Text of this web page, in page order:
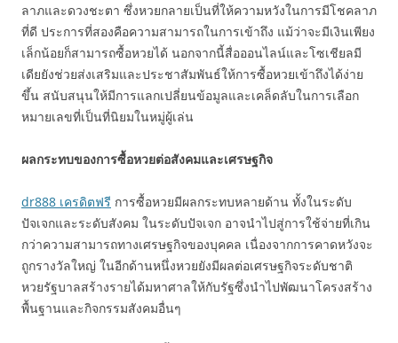
ลาภและดวงชะตา ซึ่งหวยกลายเป็นที่ให้ความหวังในการมีโชคลาภ
ที่ดี ประการที่สองคือความสามารถในการเข้าถึง แม้ว่าจะมีเงินเพียง
เล็กน้อยก็สามารถซื้อหวยได้ นอกจากนี้สื่อออนไลน์และโซเชียลมี
เดียยังช่วยส่งเสริมและประชาสัมพันธ์ให้การซื้อหวยเข้าถึงได้ง่าย
ขึ้น สนับสนุนให้มีการแลกเปลี่ยนข้อมูลและเคล็ดลับในการเลือก
หมายเลขที่เป็นที่นิยมในหมู่ผู้เล่น
ผลกระทบของการซื้อหวยต่อสังคมและเศรษฐกิจ
dr888 เครดิตฟรี การซื้อหวยมีผลกระทบหลายด้าน ทั้งในระดับ
ปัจเจกและระดับสังคม ในระดับปัจเจก อาจนำไปสู่การใช้จ่ายที่เกิน
กว่าความสามารถทางเศรษฐกิจของบุคคล เนื่องจากการคาดหวังจะ
ถูกรางวัลใหญ่ ในอีกด้านหนึ่งหวยยังมีผลต่อเศรษฐกิจระดับชาติ
หวยรัฐบาลสร้างรายได้มหาศาลให้กับรัฐซึ่งนำไปพัฒนาโครงสร้าง
พื้นฐานและกิจกรรมสังคมอื่นๆ